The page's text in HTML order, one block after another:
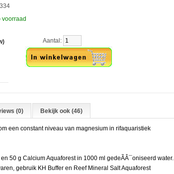
voorraad
Aantal:
(0) Bekijk ook (46)
een constant niveau van magnesium in rifaquaristiek
50 g Calcium Aquaforest in 1000 ml gedeÃÂ¯oniseerd water.
gebruik KH Buffer en Reef Mineral Salt Aquaforest